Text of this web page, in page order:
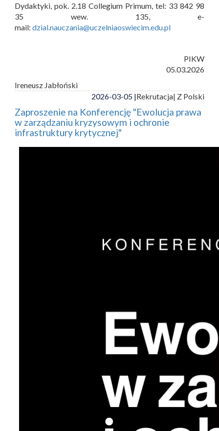
Dydaktyki, pok. 2.18 Collegium Primum, tel: 33 842 98
35 wew. 135, e-
mail: dzial.nauczania@uczelniaoswiecim.edu.pl
PIKW
05.03.2026
Ireneusz Jabłoński
2026-03-05 |Rekrutacja| Z Polski
Zaproszenie na Konferencję "Ewolucja prawa
w zarządzaniu kryzysowym i ochronie
infrastruktury krytycznej"